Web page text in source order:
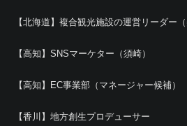
【北海道】複合観光施設の運営リーダー（
【高知】SNSマーケター（須崎）
【高知】EC事業部（マネージャー候補）
【香川】地方創生プロデューサー